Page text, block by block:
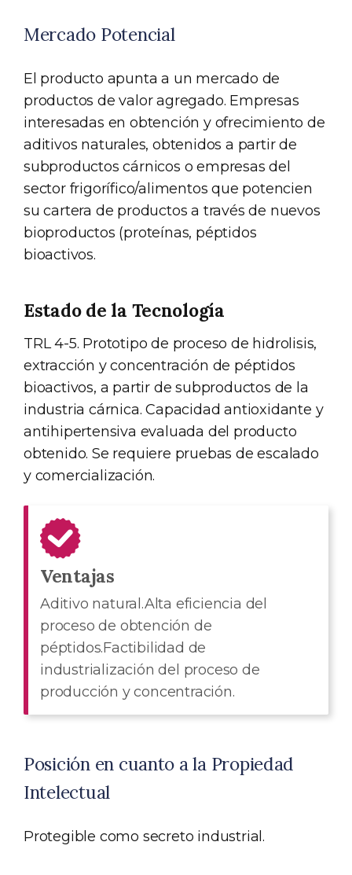
Mercado Potencial
El producto apunta a un mercado de
productos de valor agregado. Empresas
interesadas en obtención y ofrecimiento de
aditivos naturales, obtenidos a partir de
subproductos cárnicos o empresas del
sector frigorífico/alimentos que potencien
su cartera de productos a través de nuevos
bioproductos (proteínas, péptidos
bioactivos.
Estado de la Tecnología
TRL 4-5. Prototipo de proceso de hidrolisis,
extracción y concentración de péptidos
bioactivos, a partir de subproductos de la
industria cárnica. Capacidad antioxidante y
antihipertensiva evaluada del producto
obtenido. Se requiere pruebas de escalado
y comercialización.
Ventajas
Aditivo natural.Alta eficiencia del
proceso de obtención de
péptidos.Factibilidad de
industrialización del proceso de
producción y concentración.
Posición en cuanto a la Propiedad
Intelectual
Protegible como secreto industrial.